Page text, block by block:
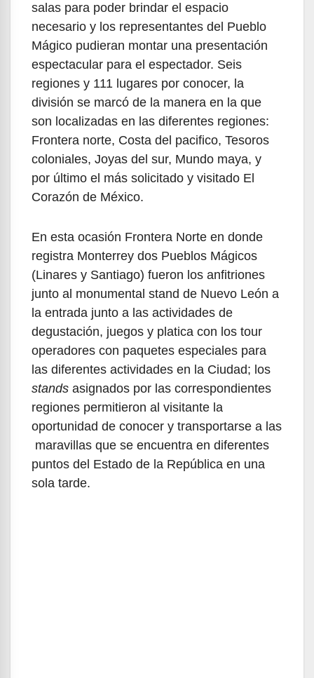
salas para poder brindar el espacio
necesario y los representantes del Pueblo
Mágico pudieran montar una presentación
espectacular para el espectador. Seis
regiones y 111 lugares por conocer, la
división se marcó de la manera en la que
son localizadas en las diferentes regiones:
Frontera norte, Costa del pacifico, Tesoros
coloniales, Joyas del sur, Mundo maya, y
por último el más solicitado y visitado El
Corazón de México.
En esta ocasión Frontera Norte en donde
registra Monterrey dos Pueblos Mágicos
(Linares y Santiago) fueron los anfitriones
junto al monumental stand de Nuevo León a
la entrada junto a las actividades de
degustación, juegos y platica con los tour
operadores con paquetes especiales para
las diferentes actividades en la Ciudad; los
stands asignados por las correspondientes
regiones permitieron al visitante la
oportunidad de conocer y transportarse a las
maravillas que se encuentra en diferentes
puntos del Estado de la República en una
sola tarde.